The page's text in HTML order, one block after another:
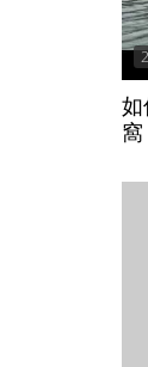
如
窩